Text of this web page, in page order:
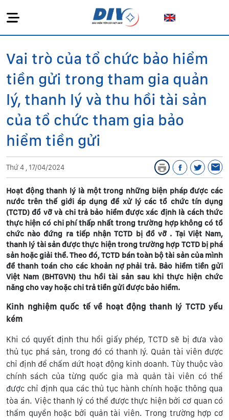
Vai trò của tổ chức bảo hiểm
tiền gửi trong tham gia quản
lý, thanh lý và thu hồi tài sản
của tổ chức tham gia bảo
hiểm tiền gửi
Thứ 4 , 17/04/2024
Hoạt động thanh lý là một trong những biện pháp được các
nước trên thế giới áp dụng để xử lý các tổ chức tín dụng
(TCTD) đổ vỡ và chi trả bảo hiểm được xác định là cách thức
thực hiện có chi phí thấp nhất trong trường hợp không có tổ
chức nào đứng ra tiếp nhận TCTD bị đổ vỡ . Tại Việt Nam,
thanh lý tài sản được thực hiện trong trường hợp TCTD bị phá
sản hoặc giải thể. Theo đó, TCTD bán toàn bộ tài sản của mình
để thanh toán cho các khoản nợ phải trả. Bảo hiểm tiền gửi
Việt Nam (BHTGVN) thu hồi tài sản sau khi thực hiện chức
năng cho vay hoặc chi trả tiền gửi được bảo hiểm.
Kinh nghiệm quốc tế về hoạt động thanh lý TCTD yếu
kém
Khi có quyết định thu hồi giấy phép, TCTD sẽ bị đưa vào
thủ tục phá sản, trong đó có thanh lý. Quản tài viên được
chỉ định để chấm dứt hoạt động kinh doanh. Tùy thuộc vào
chính sách của từng quốc gia mà quản tài viên có thể
được chỉ định qua các thủ tục hành chính hoặc thông qua
tòa án. Việc thanh lý có thể được thực hiện bởi cơ quan có
thẩm quyền hoặc bởi quản tài viên. Trong trường hợp cơ